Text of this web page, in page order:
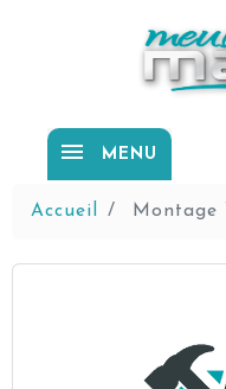
MENU
Accueil Montage